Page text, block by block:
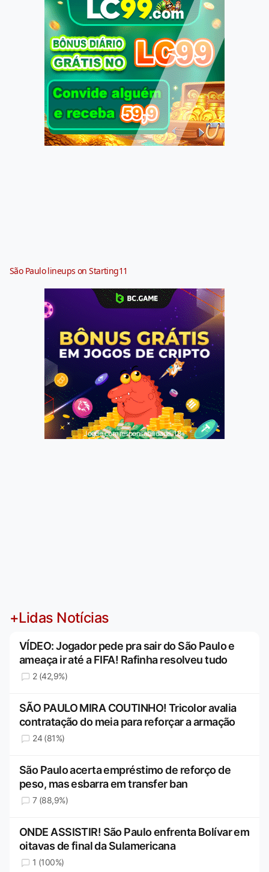
São Paulo lineups on Starting11
Jogue com responsabilidade. 18+
+Lidas Notícias
VÍDEO: Jogador pede pra sair do São Paulo e
ameaça ir até a FIFA! Rafinha resolveu tudo
2 (42,9%)
SÃO PAULO MIRA COUTINHO! Tricolor avalia
contratação do meia para reforçar a armação
24 (81%)
São Paulo acerta empréstimo de reforço de
peso, mas esbarra em transfer ban
7 (88,9%)
ONDE ASSISTIR! São Paulo enfrenta Bolívar em
oitavas de final da Sulamericana
1 (100%)